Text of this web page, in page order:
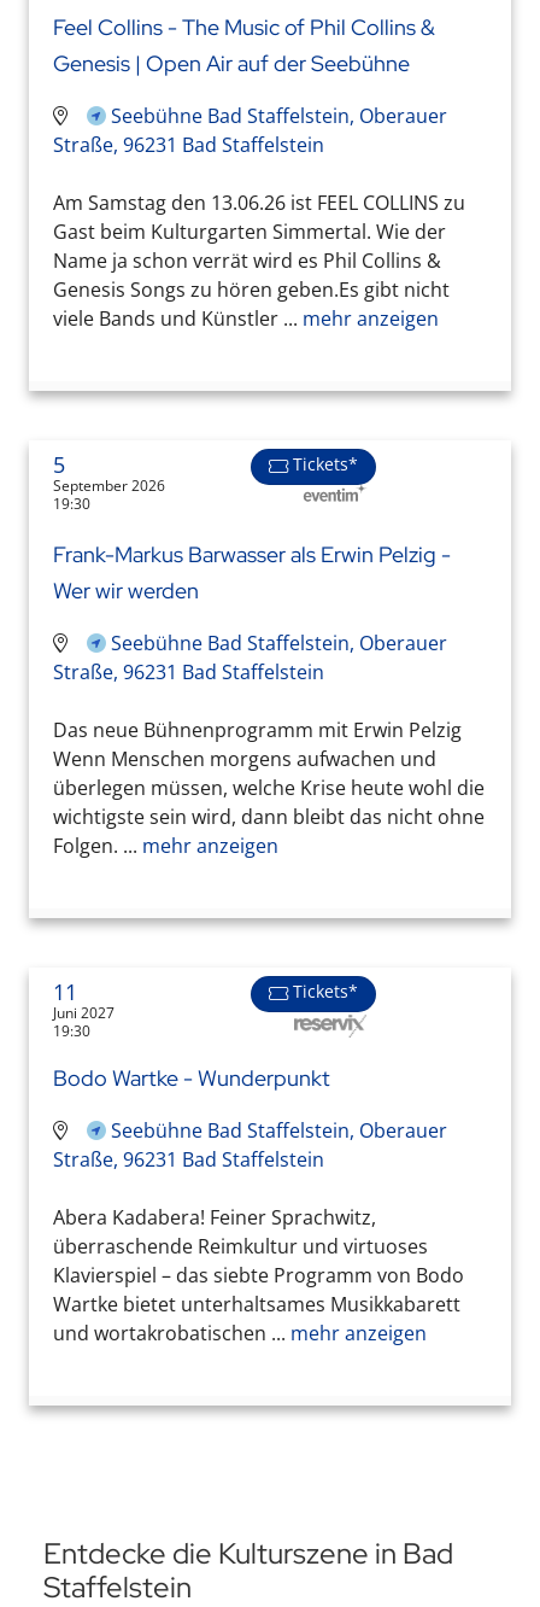
Feel Collins - The Music of Phil Collins &
Genesis | Open Air auf der Seebühne
Seebühne Bad Staffelstein, Oberauer
Straße, 96231 Bad Staffelstein
Am Samstag den 13.06.26 ist FEEL COLLINS zu
Gast beim Kulturgarten Simmertal. Wie der
Name ja schon verrät wird es Phil Collins &
Genesis Songs zu hören geben.Es gibt nicht
viele Bands und Künstler ... mehr anzeigen
5
September 2026
19:30
Tickets*
Frank-Markus Barwasser als Erwin Pelzig -
Wer wir werden
Seebühne Bad Staffelstein, Oberauer
Straße, 96231 Bad Staffelstein
Das neue Bühnenprogramm mit Erwin Pelzig
Wenn Menschen morgens aufwachen und
überlegen müssen, welche Krise heute wohl die
wichtigste sein wird, dann bleibt das nicht ohne
Folgen. ... mehr anzeigen
11
Juni 2027
19:30
Tickets*
Bodo Wartke - Wunderpunkt
Seebühne Bad Staffelstein, Oberauer
Straße, 96231 Bad Staffelstein
Abera Kadabera! Feiner Sprachwitz,
überraschende Reimkultur und virtuoses
Klavierspiel – das siebte Programm von Bodo
Wartke bietet unterhaltsames Musikkabarett
und wortakrobatischen ... mehr anzeigen
Entdecke die Kulturszene in Bad
Staffelstein